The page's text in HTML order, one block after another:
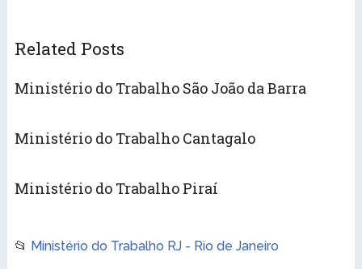
Related Posts
Ministério do Trabalho São João da Barra
Ministério do Trabalho Cantagalo
Ministério do Trabalho Piraí
📂 Ministério do Trabalho RJ - Rio de Janeiro